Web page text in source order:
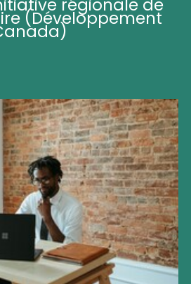
régionale de
(Développement